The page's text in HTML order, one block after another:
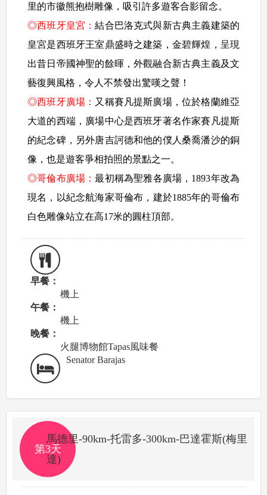
里的市徽熊抱樹雕像，吸引許多遊客合影留念。
◎西班牙皇宮：結合巴洛克式與新古典主義建築的
皇宮是西班牙王室鼎盛時之建築，金碧輝煌，呈現
出昔日帝國神聖的餘暉，外觀融合新古典主義及文
藝復興風格，令人不禁發出驚嘆之聲！
◎西班牙廣場： 又稱賽凡提斯廣場，位於格蘭維亞
大道的西端，廣場中心是西班牙著名作家賽凡提斯
的紀念碑，另外唐吉訶德和他的僕人桑喬潘沙的銅
像，也是遊客爭相拍照的景點之一。
◎哥倫布廣場：最初稱為聖雅各廣場，1893年改為
現名，以紀念航海家哥倫布，建於1885年的哥倫布
白色雕像站立在高17米的圓柱頂部。
早餐：
機上
午餐：
機上
晚餐：
火腿博物館Tapas風味餐
Senator Barajas
第3天
馬德里-90km-托雷多-300km-巴達霍斯(梅里
達)